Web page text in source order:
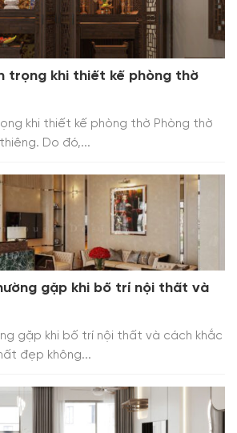
trọng khi thiết kế phòng thờ
khi thiết kế phòng thờ Phòng thờ
Do đó,...
gặp khi bố trí nội thất và
gặp khi bố trí nội thất và cách khắc
đẹp không...